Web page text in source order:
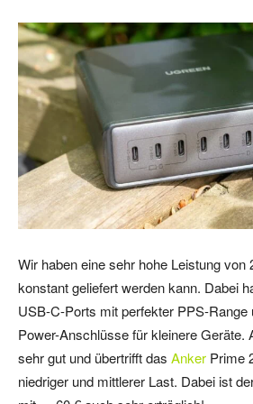
Wir haben eine sehr hohe Leistung von
konstant geliefert werden kann. Dabei
USB-C-Ports mit perfekter PPS-Range
Power-Anschlüsse für kleinere Geräte.
sehr gut und übertrifft das Anker Prime
niedriger und mittlerer Last. Dabei ist